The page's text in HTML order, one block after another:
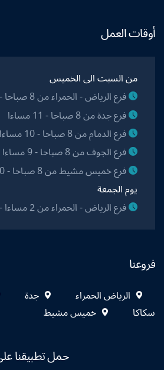
أوقات العمل
من السبت الى الخميس
فرع الرياض - الحمراء من 8 صباحا - 11 مساءا
فرع جدة من 8 صباحا - 11 مساءا
فرع الدمام من 8 صباحا - 10 مساءا
فرع الجوف من 8 صباحا - 9 مساءا
فرع خميس مشيط من 8 صباحا - 10 مساءا
يوم الجمعة
فرع الرياض - الحمراء من 2 مساءا - 11 مساءا
فروعنا
الرياض الحمراء جدة
سكاكا
خميس مشيط
حمل تطبيقنا على